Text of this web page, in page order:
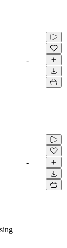
-
-